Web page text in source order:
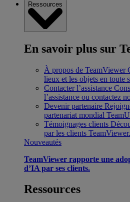
Ressources
En savoir plus sur
À propos de TeamViewer
lieux et les objets en toute
Contacter l’assistance
l’assistance ou contactez
Devenir partenaire
partenariat mondial
Témoignages clients
par les clients TeamViewer.
Nouveautés
TeamViewer rapporte une
d’IA par ses clients.
Ressources